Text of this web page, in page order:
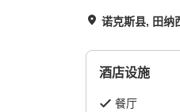
诺克斯县, 田纳
酒店设施
餐厅